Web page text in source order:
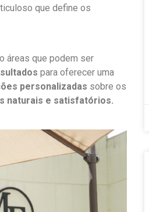
que define os
áreas que podem ser
para oferecer uma
personalizadas sobre os
naturais e satisfatórios.